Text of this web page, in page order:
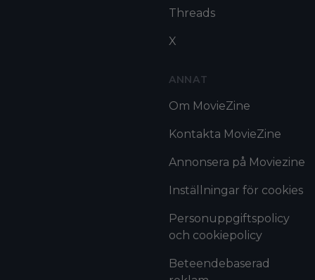
Threads
X
ANNAT
Om MovieZine
Kontakta MovieZine
Annonsera på Moviezine
Inställningar för cookies
Personuppgiftspolicy
och cookiepolicy
Beteendebaserad